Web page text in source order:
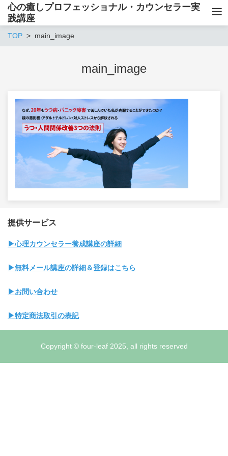
心の癒しプロフェッショナル・カウンセラー実
践講座
TOP main_image
main_image
提供サービス
▶心理カウンセラー養成講座の詳細
▶無料メール講座の詳細＆登録はこちら
▶お問い合わせ
▶特定商法取引の表記
Copyright © four-leaf 2025, all rights reserved